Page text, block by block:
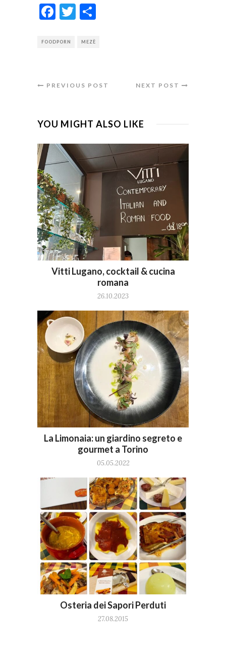
Facebook
Twitter
FOODPORN MEZÈ
PREVIOUS POST NEXT POST
YOU MIGHT ALSO LIKE
Vitti Lugano, cocktail & cucina
romana
26.10.2023
La Limonaia: un giardino segreto e
gourmet a Torino
05.05.2022
Osteria dei Sapori Perduti
27.08.2015